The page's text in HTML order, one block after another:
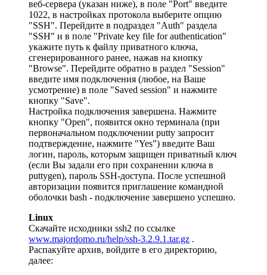
веб-сервера (указан ниже), в поле "Port" введите
1022, в настройках протокола выберите опцию
"SSH". Перейдите в подраздел "Auth" раздела
"SSH" и в поле "Private key file for authentication"
укажите путь к файлу приватного ключа,
сгенерированного ранее, нажав на кнопку
"Browse". Перейдите обратно в раздел "Session"
введите имя подключения (любое, на Ваше
усмотрение) в поле "Saved session" и нажмите
кнопку "Save".
Настройка подключения завершена. Нажмите
кнопку "Open", появится окно терминала (при
первоначальном подключении putty запросит
подтверждение, нажмите "Yes") введите Ваш
логин, пароль, которым защищен приватный ключ
(если Вы задали его при сохранении ключа в
puttygen), пароль SSH-доступа. После успешной
авторизации появится приглашение командной
оболочки bash - подключение завершено успешно.
Linux
Скачайте исходники ssh2 по ссылке
www.majordomo.ru/help/ssh-3.2.9.1.tar.gz .
Распакуйте архив, войдите в его директорию,
далее: